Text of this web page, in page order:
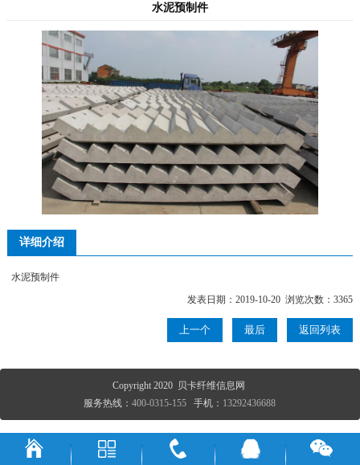
水泥预制件
详细介绍
水泥预制件
发表日期：2019-10-20 浏览次数：3365
上一个 最后 返回列表
Copyright 2020 贝卡纤维信息网
服务热线：400-0315-155 手机： 13292436688